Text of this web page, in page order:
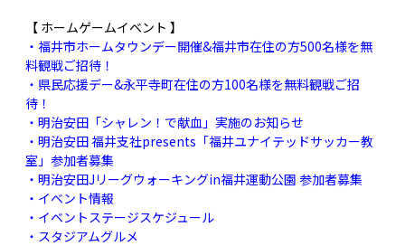
【 ホームゲームイベント 】
・福井市ホームタウンデー開催&福井市在住の方500名様を無
料観戦ご招待！
・県民応援デー&永平寺町在住の方100名様を無料観戦ご招
待！
・ 明治安田「シャレン！で献血」実施のお知らせ
・明治安田 福井支社presents「福井ユナイテッドサッカー教
室」参加者募集
・明治安田Jリーグウォーキングin福井運動公園 参加者募集
・イベント情報
・イベントステージスケジュール
・スタジアムグルメ